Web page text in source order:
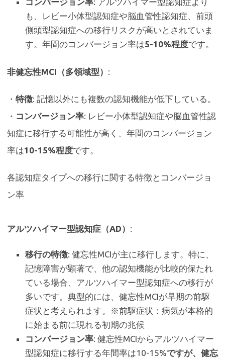
も、レビー小体型認知症や脳血管性認知症、前頭
側頭型認知症への移行リスクが高いとされていま
す。年間のコンバージョン率は5-10%程度です。
非健忘性MCI（多領域型） :
・ 特徴: 記憶以外にも複数の認知機能が低下している。
・ コンバージョン率: レビー小体型認知症や脳血管性認
知症に移行する可能性が高く、年間のコンバージョン
率は10-15%程度です。
各認知症タイプへの移行に関する特徴とコンバージョ
ン率
アルツハイマー型認知症（AD） :
移行の特徴: 健忘性MCIが主に移行します。特に、
記憶障害が顕著で、他の認知機能が比較的保たれ
ている場合、アルツハイマー型認知症への移行が
多いです。典型的には、健忘性MCIが早期の前駆
症状と考えられます。※前駆症状：病気が本格的
に始まる前に現れる初期の兆候
コンバージョン率: 健忘性MCIからアルツハイマー
型認知症に移行する年間率は10-15%ですが、健忘